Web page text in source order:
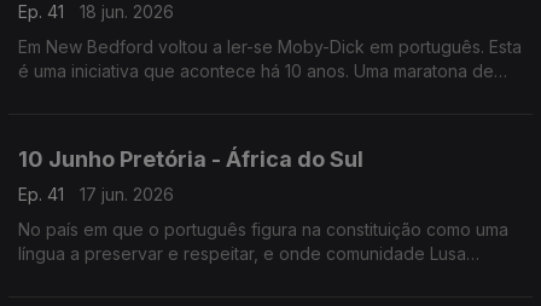
Ep. 41
18 jun. 2026
Em New Bedford voltou a ler-se Moby-Dick em português. Esta
é uma iniciativa que acontece há 10 anos. Uma maratona de
10 Junho Pretória - África do Sul
Ep. 41
17 jun. 2026
No país em que o português figura na constituição como uma
língua a preservar e respeitar, e onde comunidade Lusa